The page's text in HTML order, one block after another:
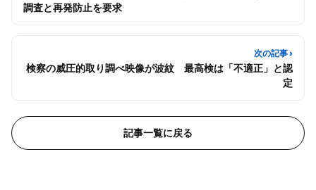
調査と再発防止を要求
次の記事 ›
検察の威圧的取り調べ映像が波紋 最高検は「不適正」と認
定
記事一覧に戻る